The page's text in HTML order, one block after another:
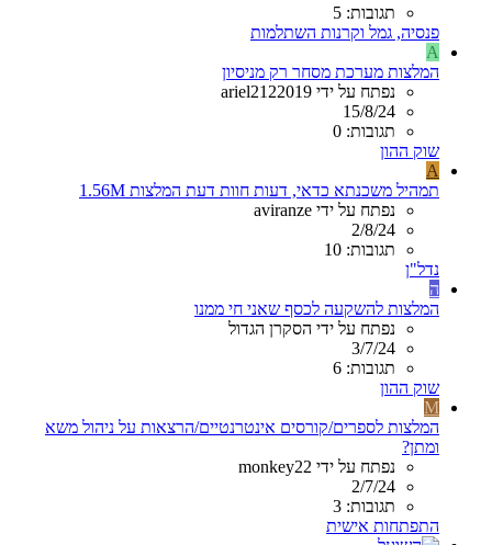
תגובות: 5
פנסיה, גמל וקרנות השתלמות
A
המלצות מערכת מסחר רק מניסיון
נפתח על ידי ariel2122019
15/8/24
תגובות: 0
שוק ההון
A
תמהיל משכנתא כדאי, דעות חוות דעת המלצות 1.56M
נפתח על ידי aviranze
2/8/24
תגובות: 10
נדל"ן
ה
המלצות להשקעה לכסף שאני חי ממנו
נפתח על ידי הסקרן הגדול
3/7/24
תגובות: 6
שוק ההון
M
המלצות לספרים/קורסים אינטרנטיים/הרצאות על ניהול משא
ומתן?
נפתח על ידי monkey22
2/7/24
תגובות: 3
התפתחות אישית